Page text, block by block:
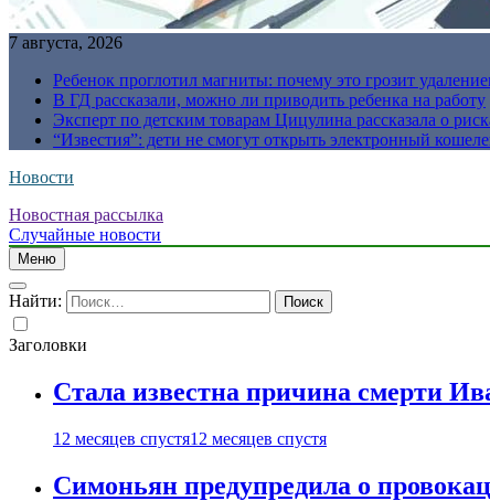
7 августа, 2026
Ребенок проглотил магниты: почему это грозит
В ГД рассказали, можно ли приводить ребенка на работу
Эксперт по детским товарам Цицулина рассказала о
“Известия”: дети не смогут открыть электронный
Новости
Новостная рассылка
Случайные новости
Меню
Найти:
Заголовки
Стала известна причина смерти
12 месяцев спустя12 месяцев спустя
Симоньян предупредила о